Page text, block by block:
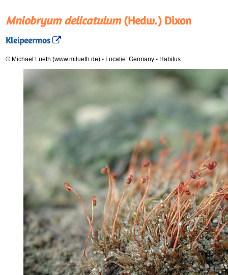
Mniobryum delicatulum(Hedw.) Dixon
Kleipeermos
© Michael Lueth (www.milueth.de) - Locatie: Germany - Habitus